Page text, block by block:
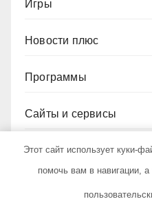
Игры
Новости плюс
Программы
Сайты и сервисы
Социальные сети
Этот сайт использует куки-
помочь вам в навигации,